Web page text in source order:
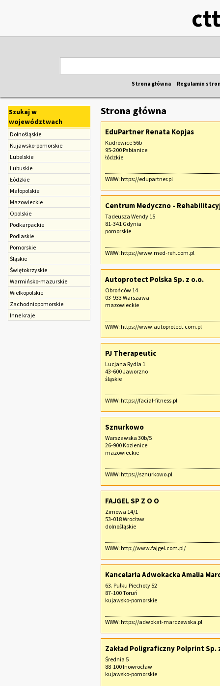
Strona główna Regulamin
Szukaj w
województwach
Dolnośląskie
Kujawsko-pomorskie
Lubelskie
Lubuskie
Łódzkie
Małopolskie
Mazowieckie
Opolskie
Podkarpackie
Podlaskie
Pomorskie
Śląskie
Świętokrzyskie
Warmińsko-mazurskie
Wielkopolskie
Zachodniopomorskie
Inne kraje
Strona główna
EduPartner Renata Kopjas
Kudrowice 56b
95-200 Pabianice
łódzkie
WWW: https://edupartner.pl
Centrum Medyczno -
Tadeusza Wendy 15
81-341 Gdynia
pomorskie
WWW: https://www.med-reh.com.pl
Autoprotect Polska Sp. z o.o.
Obrońców 14
03-933 Warszawa
mazowieckie
WWW: https://www.autoprotect.com.pl
PJ Therapeutic
Lucjana Rydla 1
43-600 Jaworzno
śląskie
WWW: https://facial-fitness.pl
Sznurkowo
Warszawska 30b/5
26-900 Kozienice
mazowieckie
WWW: https://sznurkowo.pl
FAJGEL SP Z O O
Zimowa 14/1
53-018 Wrocław
dolnośląskie
WWW: http://www.fajgel.com.pl/
Kancelaria Adwokacka Amalia
63. Pułku Piechoty 52
87-100 Toruń
kujawsko-pomorskie
WWW: https://adwokat-marczewska.pl
Zakład Poligraficzny Polprint Sp.
Średnia 5
88-100 Inowrocław
kujawsko-pomorskie